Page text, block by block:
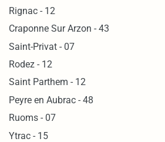
Rignac - 12
Craponne Sur Arzon - 43
Saint-Privat - 07
Rodez - 12
Saint Parthem - 12
Peyre en Aubrac - 48
Ruoms - 07
Ytrac - 15